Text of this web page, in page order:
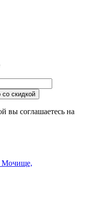
со скидкой
вы соглашаетесь на
Мочище,